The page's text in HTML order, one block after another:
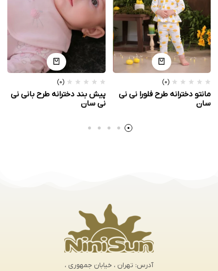
(0)
مانتو دخترانه طرح فلورا نی نی
سان
(0)
پیش بند دخترانه طرح بانی نی
نی سان
آدرس: تهران ، خیابان جمهوری ،